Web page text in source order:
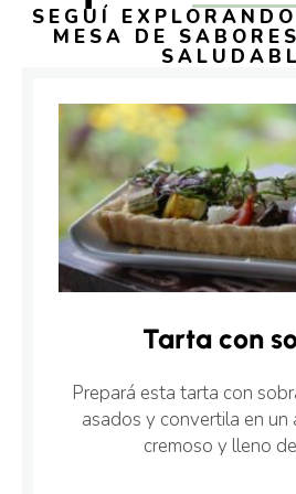
SEGUÍ
MESA DE
Tarta con
Prepará esta tarta con
asados y convertila en un
cremoso y lleno